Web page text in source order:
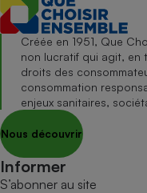
Créée en 1951, Que
non lucratif qui agit, en
droits des
consommation
enjeux sanitaires,
Nous découvrir
Informer
S’abonner au site